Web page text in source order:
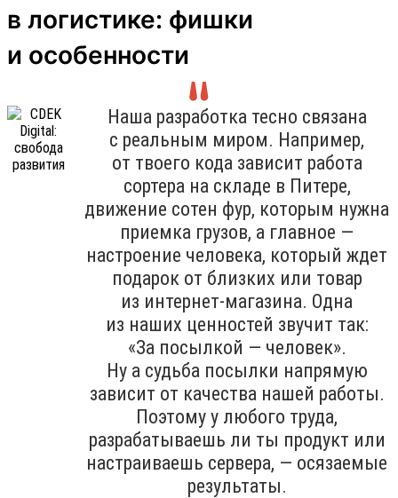
в логистике: фишки
и особенности
Наша разработка тесно связана
с реальным миром. Например,
от твоего кода зависит работа
сортера на складе в Питере,
движение сотен фур, которым нужна
приемка грузов, а главное —
настроение человека, который ждет
подарок от близких или товар
из интернет-магазина. Одна
из наших ценностей звучит так:
«За посылкой — человек».
Ну а судьба посылки напрямую
зависит от качества нашей работы.
Поэтому у любого труда,
разрабатываешь ли ты продукт или
настраиваешь сервера, — осязаемые
результаты.